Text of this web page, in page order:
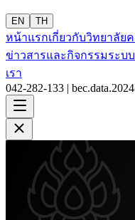
EN TH
หน้าแรกเกี่ยวกับวิทยาลัย
ข่าวสารและกิจกรรมระบ
เรา
042-282-133 |